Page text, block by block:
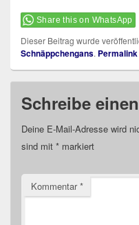
Share this on WhatsApp
Dieser Beitrag wurde
Schnäppchengans. Permalink
Schreibe
Deine E-Mail-Adresse wird
sind mit * markiert
Kommentar*